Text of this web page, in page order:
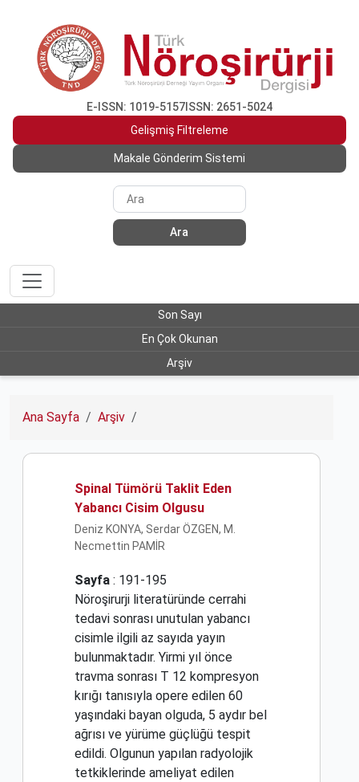
E-ISSN: 1019-5157 ISSN: 2651-5024
Gelişmiş Filtreleme
Makale Gönderim Sistemi
Ara
Son Sayı
En Çok Okunan
Arşiv
Ana Sayfa Arşiv
Spinal Tümörü Taklit Eden
Yabancı Cisim Olgusu
Deniz KONYA, Serdar ÖZGEN, M.
Necmettin PAMİR
Sayfa : 191-195
Nöroşirurji literatüründe cerrahi
tedavi sonrası unutulan yabancı
cisimle ilgili az sayıda yayın
bulunmaktadır. Yirmi yıl önce
travma sonrası T 12 kompresyon
kırığı tanısıyla opere edilen 60
yaşındaki bayan olguda, 5 aydır bel
ağrısı ve yürüme güçlüğü tespit
edildi. Olgunun yapılan radyolojik
tetkiklerinde ameliyat edilen